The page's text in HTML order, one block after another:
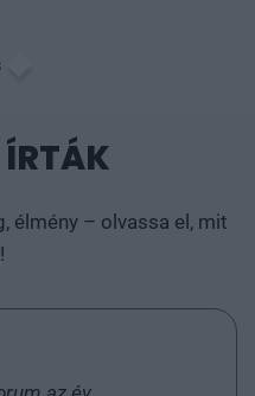
ÍRTÁK
élmény – olvassa el, mit